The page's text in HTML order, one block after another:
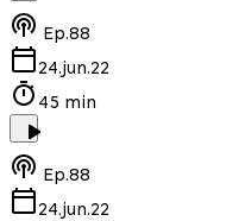
Ep.88
24.jun.22
45 min
Ep.88
24.jun.22